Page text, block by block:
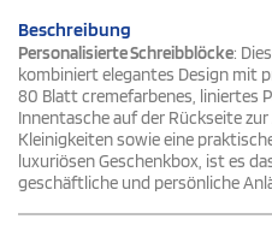
Beschreibung
Personalisierte Schreibblöcke:
kombiniert elegantes Design mit
80 Blatt cremefarbenes, liniertes
Innentasche auf der Rückseite
Kleinigkeiten sowie eine
luxuriösen Geschenkbox, ist es
geschäftliche und persönliche